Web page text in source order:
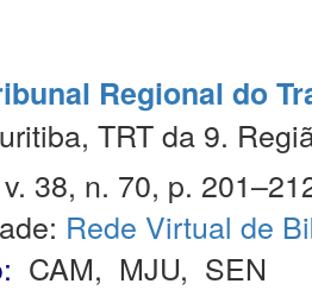
Regional do
TRT da 9.
38, n. 70, p.
Rede Virtual de
CAM, MJU, SEN